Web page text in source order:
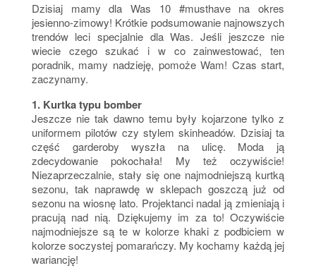
Dzisiaj mamy dla Was 10 #musthave na okres
jesienno-zimowy! Krótkie podsumowanie najnowszych
trendów leci specjalnie dla Was. Jeśli jeszcze nie
wiecie czego szukać i w co zainwestować, ten
poradnik, mamy nadzieję, pomoże Wam! Czas start,
zaczynamy.
1. Kurtka typu bomber
Jeszcze nie tak dawno temu były kojarzone tylko z
uniformem pilotów czy stylem skinheadów. Dzisiaj ta
część garderoby wyszła na ulicę. Moda ją
zdecydowanie pokochała! My też oczywiście!
Niezaprzeczalnie, stały się one najmodniejszą kurtką
sezonu, tak naprawdę w sklepach goszczą już od
sezonu na wiosnę lato. Projektanci nadal ją zmieniają i
pracują nad nią. Dziękujemy im za to! Oczywiście
najmodniejsze są te w kolorze khaki z podbiciem w
kolorze soczystej pomarańczy. My kochamy każdą jej
wariancję!